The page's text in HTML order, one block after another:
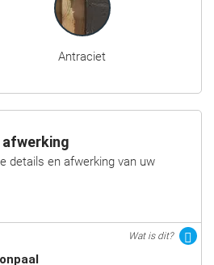
Antraciet
afwerking
details en afwerking van uw
Wat is dit?